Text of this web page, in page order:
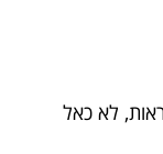
לא כאל